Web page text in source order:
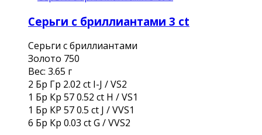
Серьги с бриллиантами 3 ct
Серьги с бриллиантами
Золото 750
Вес: 3.65 г
2 Бр Гр 2.02 ct I-J / VS2
1 Бр Кр 57 0.52 ct H / VS1
1 Бр КР 57 0.5 ct J / VVS1
6 Бр Кр 0.03 ct G / VVS2